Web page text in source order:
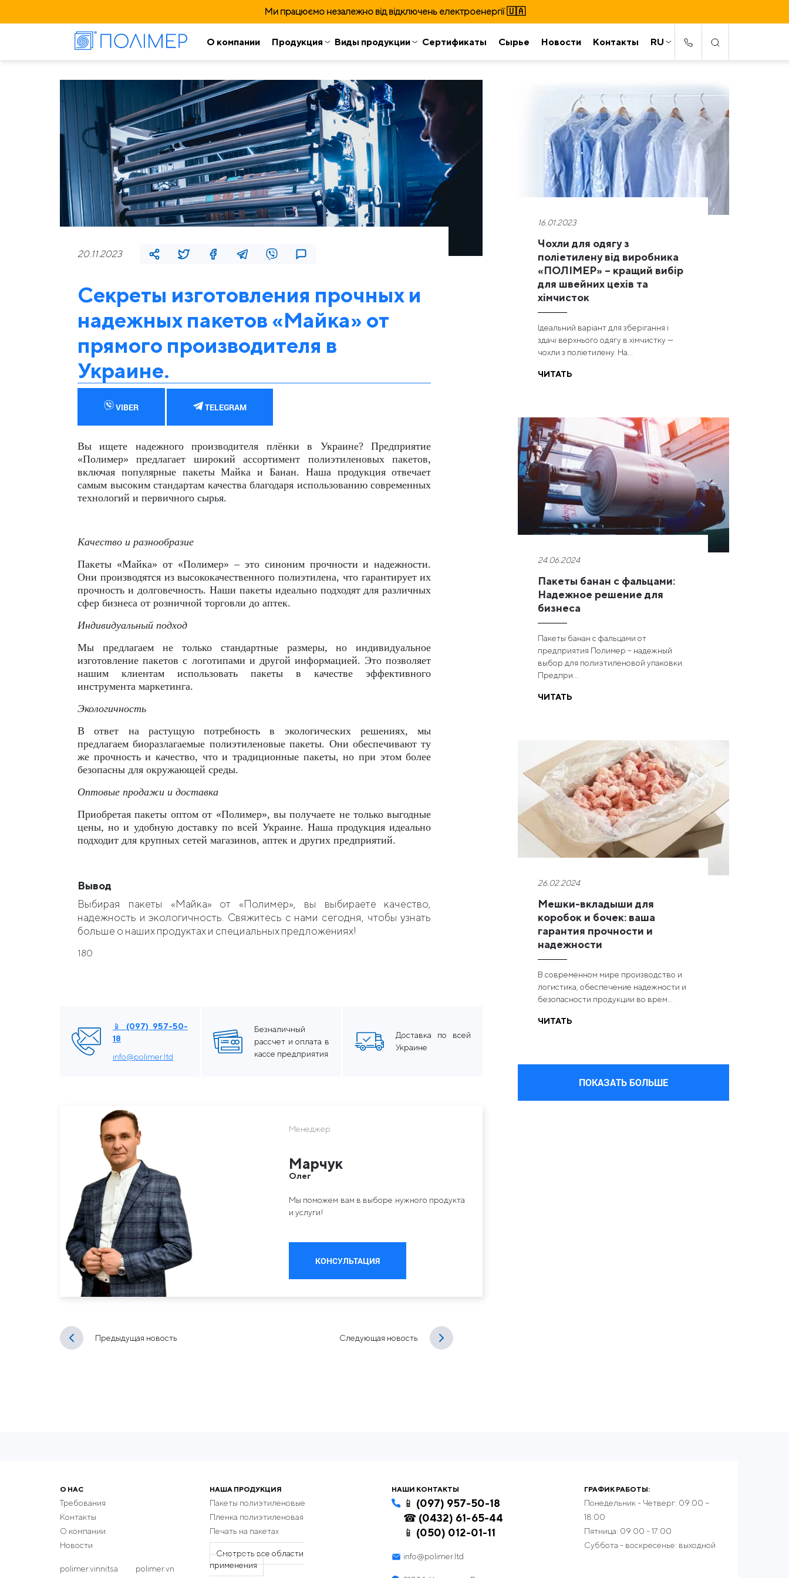
Ми працюємо незалежно від відключень електроенергії 🇺🇦
О компании Продукция Виды продукции Сертификаты Сырье Новости Контакты RU
20.11.2023
Секреты изготовления прочных и
надежных пакетов «Майка» от
прямого производителя в
Украине.
VIBER TELEGRAM
Вы ищете надежного производителя плёнки в Украине? Предприятие
«Полимер» предлагает широкий ассортимент полиэтиленовых пакетов,
включая популярные пакеты Майка и Банан. Наша продукция отвечает
самым высоким стандартам качества благодаря использованию современных
технологий и первичного сырья.
Качество и разнообразие
Пакеты «Майка» от «Полимер» – это синоним прочности и надежности.
Они производятся из высококачественного полиэтилена, что гарантирует их
прочность и долговечность. Наши пакеты идеально подходят для различных
сфер бизнеса от розничной торговли до аптек.
Индивидуальный подход
Мы предлагаем не только стандартные размеры, но индивидуальное
изготовление пакетов с логотипами и другой информацией. Это позволяет
нашим клиентам использовать пакеты в качестве эффективного
инструмента маркетинга.
Экологичность
В ответ на растущую потребность в экологических решениях, мы
предлагаем биоразлагаемые полиэтиленовые пакеты. Они обеспечивают ту
же прочность и качество, что и традиционные пакеты, но при этом более
безопасны для окружающей среды.
Оптовые продажи и доставка
Приобретая пакеты оптом от «Полимер», вы получаете не только выгодные
цены, но и удобную доставку по всей Украине. Наша продукция идеально
подходит для крупных сетей магазинов, аптек и других предприятий.
Вывод
Выбирая пакеты «Майка» от «Полимер», вы выбираете качество,
надежность и экологичность. Свяжитесь с нами сегодня, чтобы узнать
больше о наших продуктах и ​​специальных предложениях!
180
📱 (097) 957-50-
18
info@polimer.ltd
Безналичный
рассчет и оплата в
кассе предприятия
Доставка по всей
Украине
Менеджер
Марчук
Олег
Мы поможем вам в выборе нужного продукта
и услуги!
КОНСУЛЬТАЦИЯ
Предыдущая новость Следующая новость
16.01.2023
Чохли для одягу з
поліетилену від виробника
«ПОЛІМЕР» – кращий вибір
для швейних цехів та
хімчисток
Ідеальний варіант для зберігання і
здачі верхнього одягу в хімчистку —
чохли з поліетилену. На...
ЧИТАТЬ
24.06.2024
Пакеты банан с фальцами:
Надежное решение для
бизнеса
Пакеты банан с фальцами от
предприятия Полимер – надежный
выбор для полиэтиленовой упаковки.
Предпри...
ЧИТАТЬ
26.02.2024
Мешки-вкладыши для
коробок и бочек: ваша
гарантия прочности и
надежности
В современном мире производство и
логистика, обеспечение надежности и
безопасности продукции во врем...
ЧИТАТЬ
ПОКАЗАТЬ БОЛЬШЕ
О НАС
Требования
Контакты
О компании
Новости
polimer.vinnitsa polimer.vn
НАША ПРОДУКЦИЯ
Пакеты полиэтиленовые
Пленка полиэтиленовая
Печать на пакетах
Смотреть все области
применения
НАШИ КОНТАКТЫ
📱 (097) 957-50-18
☎ (0432) 61-65-44
📱 (050) 012-01-11
info@polimer.ltd
ГРАФИК РАБОТЫ:
Понедельник - Четверг: 09:00 −
18:00
Пятница: 09:00 - 17:00
Суббота - воскресенье: выходной